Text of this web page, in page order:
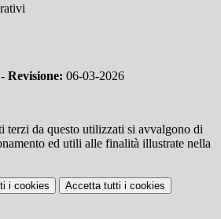
Revisione: 06-03-2026
terzi da questo utilizzati si avvalgono di
ed utili alle finalità illustrate nella
i cookies Accetta tutti i cookies